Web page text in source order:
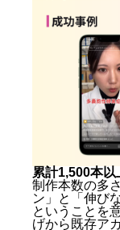
累計1,500本
制作本数の多
ン」と「伸び
ということを
げから既存ア